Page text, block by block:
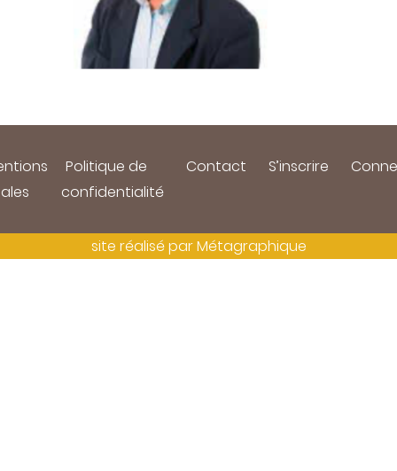
Politique de
confidentialité
Contact S’inscrire
site réalisé parMétagraphique